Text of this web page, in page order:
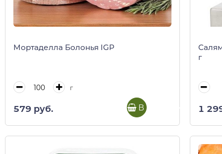
Мортаделла Болонья IGP
г
579 руб. В корзину
г
1